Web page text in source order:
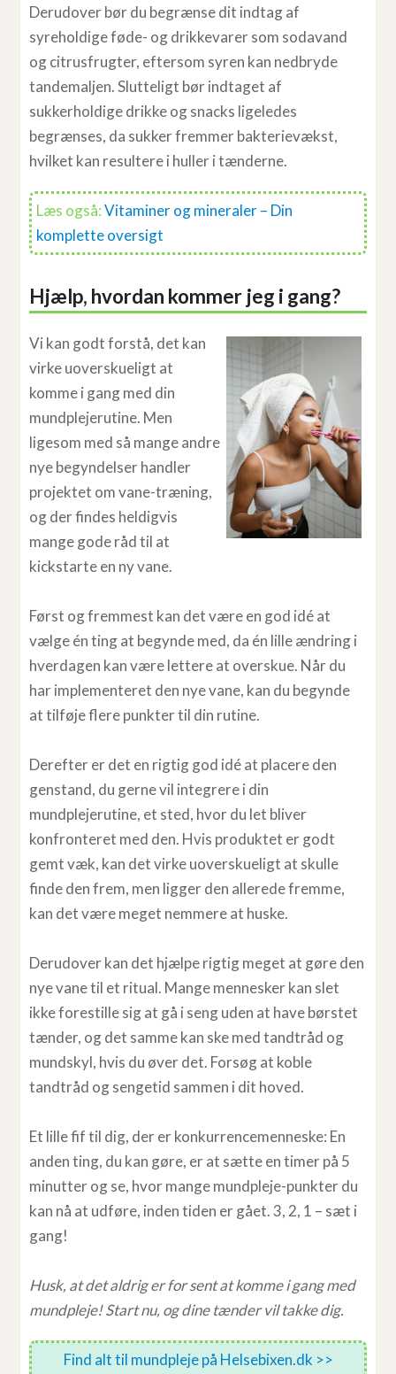
Derudover bør du begrænse dit indtag af
syreholdige føde- og drikkevarer som sodavand
og citrusfrugter, eftersom syren kan nedbryde
tandemaljen. Slutteligt bør indtaget af
sukkerholdige drikke og snacks ligeledes
begrænses, da sukker fremmer bakterievækst,
hvilket kan resultere i huller i tænderne.
Læs også:Vitaminer og mineraler – Din
komplette oversigt
Hjælp, hvordan kommer jeg i gang?
Vi kan godt forstå, det kan
virke uoverskueligt at
komme i gang med din
mundplejerutine. Men
ligesom med så mange andre
nye begyndelser handler
projektet om vane-træning,
og der findes heldigvis
mange gode råd til at
kickstarte en ny vane.
Først og fremmest kan det være en god idé at
vælge én ting at begynde med, da én lille ændring i
hverdagen kan være lettere at overskue. Når du
har implementeret den nye vane, kan du begynde
at tilføje flere punkter til din rutine.
Derefter er det en rigtig god idé at placere den
genstand, du gerne vil integrere i din
mundplejerutine, et sted, hvor du let bliver
konfronteret med den. Hvis produktet er godt
gemt væk, kan det virke uoverskueligt at skulle
finde den frem, men ligger den allerede fremme,
kan det være meget nemmere at huske.
Derudover kan det hjælpe rigtig meget at gøre den
nye vane til et ritual. Mange mennesker kan slet
ikke forestille sig at gå i seng uden at have børstet
tænder, og det samme kan ske med tandtråd og
mundskyl, hvis du øver det. Forsøg at koble
tandtråd og sengetid sammen i dit hoved.
Et lille fif til dig, der er konkurrencemenneske: En
anden ting, du kan gøre, er at sætte en timer på 5
minutter og se, hvor mange mundpleje-punkter du
kan nå at udføre, inden tiden er gået. 3, 2, 1 – sæt i
gang!
Husk, at det aldrig er for sent at komme i gang med
mundpleje! Start nu, og dine tænder vil takke dig.
Find alt til mundpleje på Helsebixen.dk >>